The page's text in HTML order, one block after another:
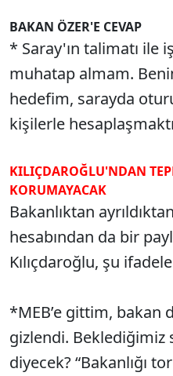
BAKAN ÖZER'E CEVAP
* Saray'ın talimatı ile
muhatap almam.
hedefim, sarayda
kişilerle
KILIÇDAROĞLU'NDAN
KORUMAYACAK
Bakanlıktan
hesabından da bir
Kılıçdaroğlu, şu
*MEB’e gittim, bakan
gizlendi. Beklediğimiz
diyecek? “Bakanlığı